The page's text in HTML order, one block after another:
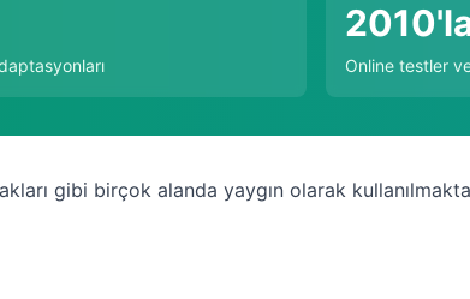
Online testler
gibi birçok alanda yaygın olarak